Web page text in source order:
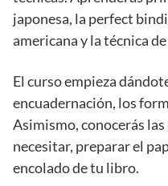
japonesa, la perfect
americana y la técnica
El curso empieza
encuadernación, los
Asimismo, conocerás
necesitar, preparar el
encolado de tu libro.